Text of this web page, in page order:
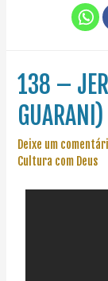
138 –
GUARANI)
Deixe um
Cultura com Deus